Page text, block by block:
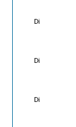
Di
Di
Di